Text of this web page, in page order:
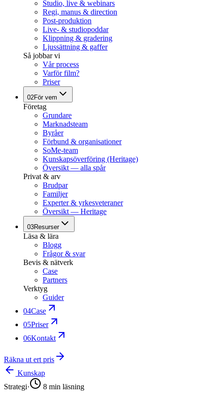
Studio, live & webinars
Regi, manus & direction
Post-produktion
Live- & studiopoddar
Klippning & gradering
Ljussättning & gaffer
Så jobbar vi
Vår process
Varför film?
Priser
02För vem
Företag
Grundare
Marknadsteam
Byråer
Förbund & organisationer
SoMe-team
Kunskapsöverföring (Heritage)
Översikt — alla spår
Privat & arv
Brudpar
Familjer
Experter & yrkesveteraner
Översikt — Heritage
03Resurser
Läsa & lära
Blogg
Frågor & svar
Bevis & nätverk
Case
Partners
Verktyg
Guider
04Case
05Priser
06Kontakt
Räkna ut ert pris
Kunskap
Strategi· 8 min läsning